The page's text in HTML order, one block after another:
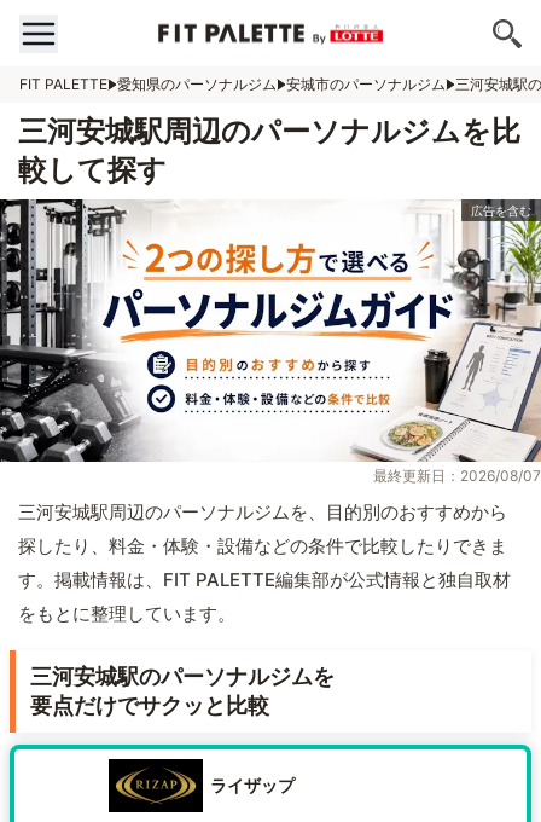
FIT PALETTE 愛知県のパーソナルジム 安城市のパーソナルジム 三河安城駅
三河安城駅周辺のパーソナルジムを比
較して探す
最終更新日：2026/08/07
三河安城駅周辺のパーソナルジムを、目的別のおすすめから
探したり、料金・体験・設備などの条件で比較したりできま
す。掲載情報は、FIT PALETTE編集部が公式情報と独自取材
をもとに整理しています。
三河安城駅のパーソナルジムを
要点だけでサクッと比較
ライザップ